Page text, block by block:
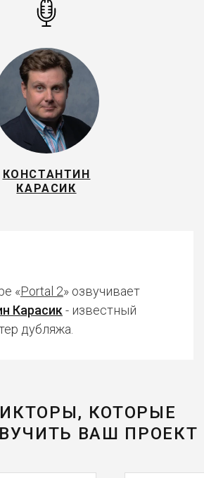
КОНСТАНТИН
КАРАСИК
«Portal 2» озвучивает
Карасик - известный
дубляжа.
КОТОРЫЕ
ВАШ ПРОЕКТ